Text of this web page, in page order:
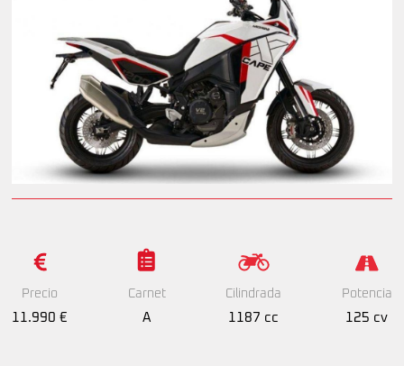
Precio
11.990 €
Carnet
A
Cilindrada
1187 cc
Potencia
125 cv